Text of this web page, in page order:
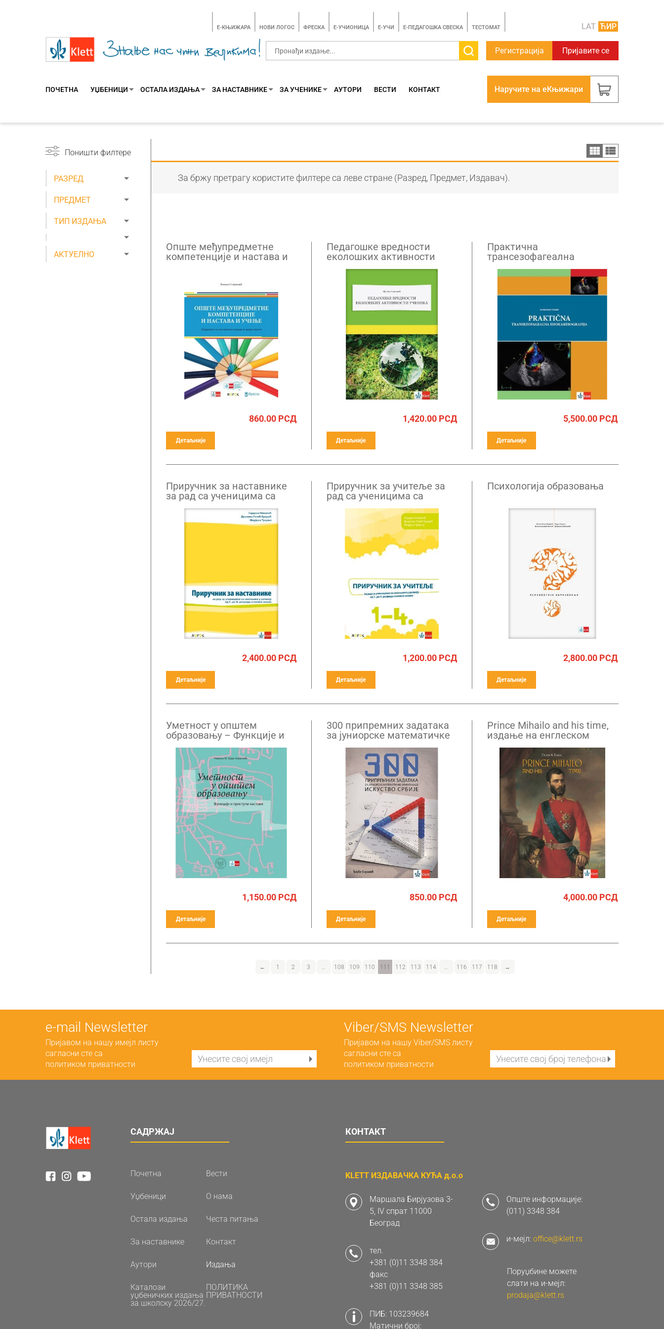
E-КЊИЖАРА НОВИ ЛОГОС ФРЕСКА E-УЧИОНИЦА E-УЧИ Е-ПЕДАГОШКА СВЕСКА TЕСТОМАТ LAT ЋИР
Регистрација Пријавите се
ПОЧЕТНА УЏБЕНИЦИ ОСТАЛА ИЗДАЊА ЗА НАСТАВНИКЕ ЗА УЧЕНИКЕ АУТОРИ ВЕСТИ КОНТАКТ Наручите на еКњижари
Поништи филтере
РАЗРЕД
ПРЕДМЕТ
ТИП ИЗДАЊА
АКТУЕЛНО
За бржу претрагу користите филтере са леве стране (Разред, Предмет, Издавач).
Опште међупредметне
компетенције и настава и
860.00РСД
Детаљније
Педагошке вредности
еколошких активности
ученика
1,420.00РСД
Детаљније
Практична
трансезофагеална
ехокардиографија
5,500.00РСД
Детаљније
Приручник за наставнике
за рад са ученицима са
сметњама у развоју од
петог до осмог разреда
2,400.00РСД
Детаљније
Приручник за учитеље за
рад са ученицима са
сметњама у развоју од
првог до четвртог разреда
1,200.00РСД
Детаљније
Психологија образовања
2,800.00РСД
Детаљније
Уметност у општем
образовању – Функције и
приступи настави
1,150.00РСД
Детаљније
300 припремних задатака
за јуниорске математичке
олимпијаде
850.00РСД
Детаљније
Prince Mihailo and his time,
издање на енглеском
језику
4,000.00РСД
Детаљније
← 1 2 3 … 108 109 110 111 112 113 114 … 116 117 118 →
е-mail Newsletter
Пријавом на нашу имејл листу
сагласни сте са
политиком приватности
Viber/SMS Newsletter
Пријавом на нашу Viber/SMS листу
сагласни сте са
политиком приватности
САДРЖАЈ
Почетна Вести
Уџбеници О нама
Остала издања Честа питања
За наставнике Контакт
Аутори Издања
Каталози
уџбеничких издања
за школску 2026/27.
ПОЛИТИКА
ПРИВАТНОСТИ
КОНТАКТ
KLETT ИЗДАВАЧКА КУЋА д.о.о
Маршала Бирјузова 3-
5, IV спрат 11000
Београд
тел.
+381 (0)11 3348 384
факс
+381 (0)11 3348 385
ПИБ: 103239684
Матични број:
Опште информације:
(011) 3348 384
и-мејл: office@klett.rs
Поруџбине можете
слати на и-мејл:
prodaja@klett.rs